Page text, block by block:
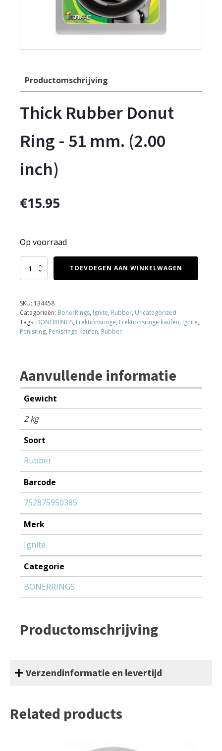
Productomschrijving
Thick Rubber Donut
Ring - 51 mm. (2.00
inch)
€15.95
Op voorraad
Thick
Rubber
-
51
mm.
(2.00
TOEVOEGEN AAN WINKELWAGEN
SKU: 134458
Categorieën: BonerRings, Ignite, Rubber, Uncategorized
Tags: BONERRINGS, Erektionsringe, Erektionsringe kaufen, Ignite,
Penisring, Penisringe kaufen, Rubber
Aanvullende informatie
Gewicht
2 kg
Soort
Rubber
Barcode
752875950385
Merk
Ignite
Categorie
BONERRINGS
Productomschrijving
Verzendinformatie en levertijd
Related products